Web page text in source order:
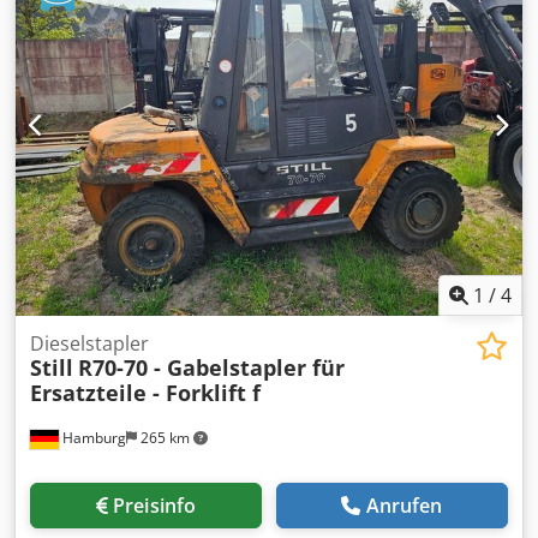
Tippfehler vorbehalten. Ihren neuen Gabelstapler können
wir kostengünstig mit unserem eigenem Rampen-Tieflader
anliefern (Transportkosten auf Anfrage). Weitere
Informationen über uns und weitere Angebote finden Sie
auf unserer neu gestalteten Website!
1 /4
Hamburg 265 km
Dieselstapler
Still R70-70 - Gabelstapler für
Ersatzteile - Forklift f
Preisinfo Anrufen